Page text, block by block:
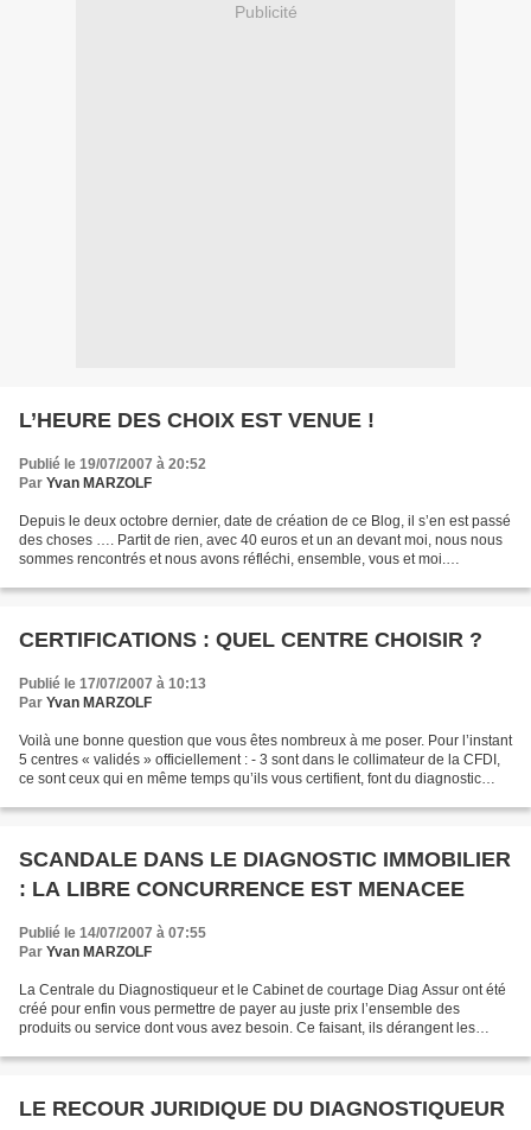
Publicité
L’HEURE DES CHOIX EST VENUE !
Publié le 19/07/2007 à 20:52
Par Yvan MARZOLF
Depuis le deux octobre dernier, date de création de ce Blog, il s’en est passé
des choses …. Partit de rien, avec 40 euros et un an devant moi, nous nous
sommes rencontrés et nous avons réfléchi, ensemble, vous et moi.
CERTIFICATIONS : QUEL CENTRE CHOISIR ?
Publié le 17/07/2007 à 10:13
Par Yvan MARZOLF
Voilà une bonne question que vous êtes nombreux à me poser. Pour l’instant
5 centres « validés » officiellement : - 3 sont dans le collimateur de la CFDI,
ce sont ceux qui en même temps qu’ils vous certifient, font du diagnostic
SCANDALE DANS LE DIAGNOSTIC IMMOBILIER
: LA LIBRE CONCURRENCE EST MENACEE
Publié le 14/07/2007 à 07:55
Par Yvan MARZOLF
La Centrale du Diagnostiqueur et le Cabinet de courtage Diag Assur ont été
créé pour enfin vous permettre de payer au juste prix l’ensemble des
produits ou service dont vous avez besoin. Ce faisant, ils dérangent les
LE RECOUR JURIDIQUE DU DIAGNOSTIQUEUR